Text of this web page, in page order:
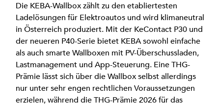
Die KEBA-Wallbox zählt zu den etabliertesten
Ladelösungen für Elektroautos und wird klimaneutral
in Österreich produziert. Mit der KeContact P30 und
der neueren P40-Serie bietet KEBA sowohl einfache
als auch smarte Wallboxen mit PV-Überschussladen,
Lastmanagement und App-Steuerung. Eine THG-
Prämie lässt sich über die Wallbox selbst allerdings
nur unter sehr engen rechtlichen Voraussetzungen
erzielen, während die THG-Prämie 2026 für das